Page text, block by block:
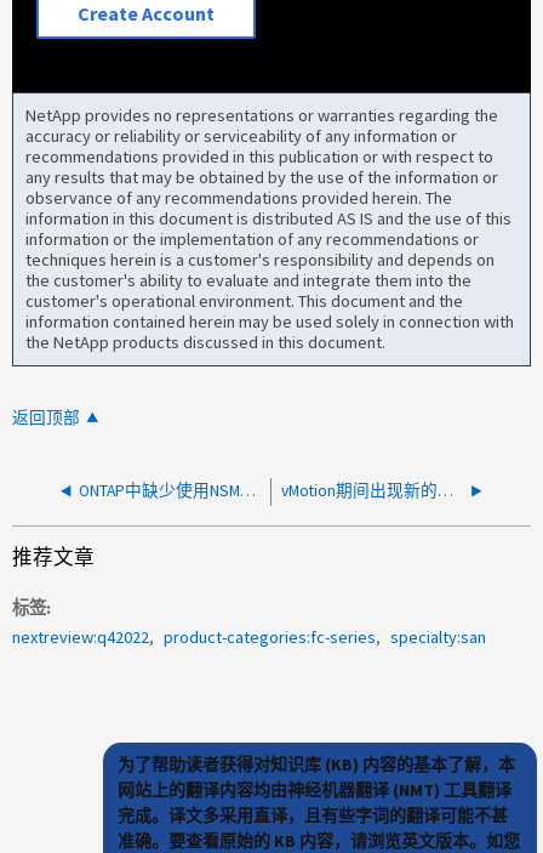
Create Account
NetApp provides no representations or warranties regarding the
accuracy or reliability or serviceability of any information or
recommendations provided in this publication or with respect to
any results that may be obtained by the use of the information or
observance of any recommendations provided herein. The
information in this document is distributed AS IS and the use of this
information or the implementation of any recommendations or
techniques herein is a customer's responsibility and depends on
the customer's ability to evaluate and integrate them into the
customer's operational environment. This document and the
information contained herein may be used solely in connection with
the NetApp products discussed in this document.
返回顶部
ONTAP中缺少使用NSM100B的新NS224磁盘架 vMotion期间出现新的ONTAP AFF 错误
推荐文章
标签
nextreview:q42022
product-categories:fc-series specialty:san
为了帮助读者获得对知识库 (KB) 内容的基本了解，本
网站上的翻译内容均由神经机器翻译 (NMT) 工具翻译
完成。译文多采用直译，且有些字词的翻译可能不甚
准确。要查看原始的 KB 内容，请浏览英文版本。如您